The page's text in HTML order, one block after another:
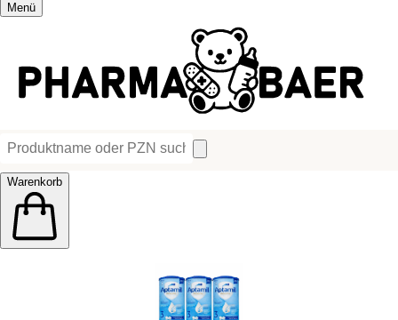
Menü
Warenkorb